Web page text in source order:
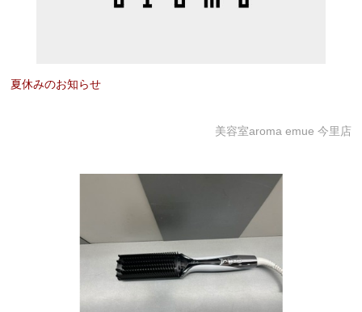
夏休みのお知らせ
美容室aroma emue 今里店